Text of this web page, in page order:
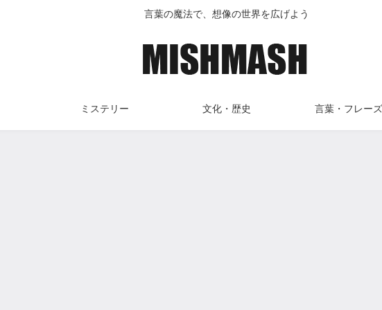
言葉の魔法で、想像の世界を広げよう
ミステリー 文化・歴史 言葉・フレーズ